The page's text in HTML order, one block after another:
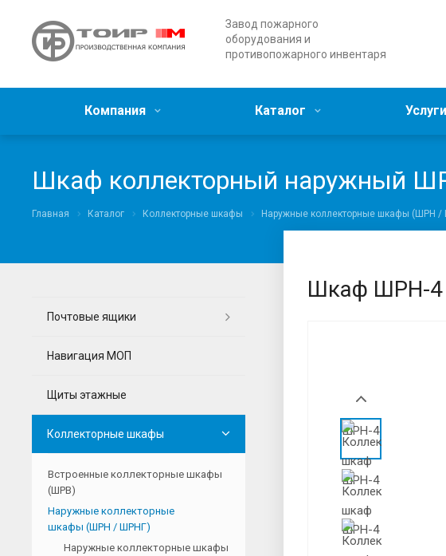
Завод пожарного
оборудования и
противопожарного инвентаря
Компания Каталог Услуги
Шкаф коллекторный наружный
Главная Каталог Коллекторные шкафы Наружные коллекторные шкафы (ШРН /
Шкаф ШРН-4
Почтовые ящики
Навигация МОП
Щиты этажные
Коллекторные шкафы
Встроенные коллекторные шкафы
(ШРВ)
Наружные коллекторные
шкафы (ШРН / ШРНГ)
Наружные коллекторные шкафы